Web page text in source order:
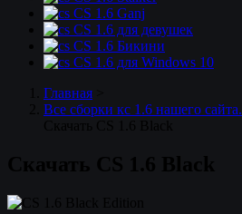
CS 1.6 Ganj
CS 1.6 для девушек
CS 1.6 Бикини
CS 1.6 для Windows 10
Главная
Все сборки кс 1.6 нашего сайта.